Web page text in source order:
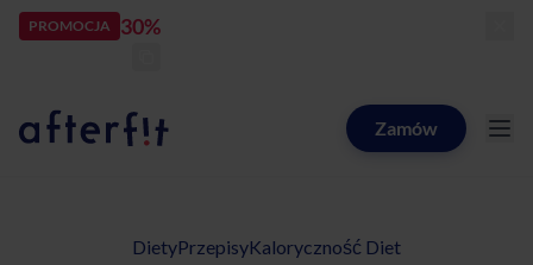
PROMOCJA 30%
Catering dietetyczny AfterfitZamów
DietyPrzepisyKaloryczność Diet